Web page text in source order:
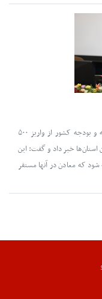
معاون مجلس، حقوقی و امور استان‌های سازمان برنامه و بودجه کشور از واریز ۵۰۰
استان‌ها خبر داد و گفت: این
شود که معادن در آنها مستقر